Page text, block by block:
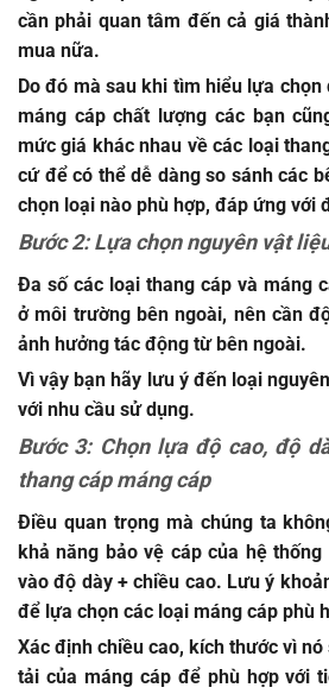
cần phải quan tâm đến cả giá
mua nữa.
Do đó mà sau khi tìm hiểu lựa
máng cáp chất lượng các bạn
mức giá khác nhau về các loại
cứ để có thể dễ dàng so sánh các
chọn loại nào phù hợp, đáp ứng với
Bước 2: Lựa chọn nguyên vật
Đa số các loại thang cáp và máng
ở môi trường bên ngoài, nên cần
ảnh hưởng tác động từ bên ngoài.
Vì vậy bạn hãy lưu ý đến loại
với nhu cầu sử dụng.
Bước 3: Chọn lựa độ cao, độ
thang cáp máng cáp
Điều quan trọng mà chúng ta
khả năng bảo vệ cáp của hệ
vào độ dày + chiều cao. Lưu ý
để lựa chọn các loại máng cáp phù
Xác định chiều cao, kích thước vì
tải của máng cáp để phù hợp với